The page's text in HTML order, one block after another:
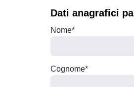
Dati anagrafici
Nome*
Cognome*